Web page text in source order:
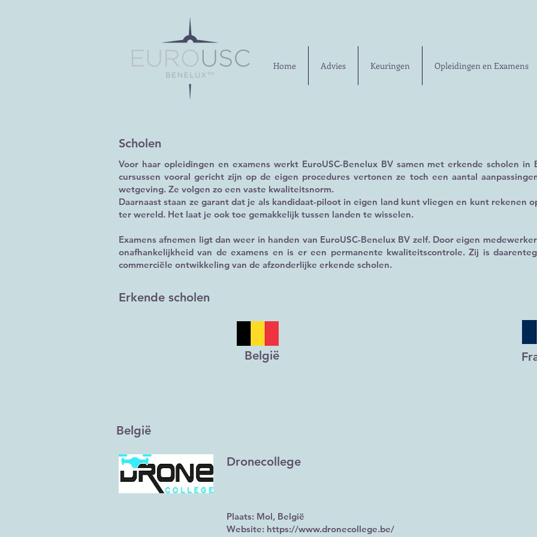
Home Advies Keuringen Opleidingen en Examens
Scholen
Voor haar opleidingen en examens werkt EuroUSC-Benelux BV samen met erkende scholen
cursussen vooral gericht zijn op de eigen procedures vertonen ze toch een aantal
wetgeving. Ze volgen zo een vaste kwaliteitsnorm.
Daarnaast staan ze garant dat je als kandidaat-piloot in eigen land kunt vliegen en kunt rekenen
ter wereld. Het laat je ook toe gemakkelijk tussen landen te wisselen.
​Examens afnemen ligt dan weer in handen van EuroUSC-Benelux BV zelf. Door eigen
onafhankelijkheid van de examens en is er een permanente kwaliteitscontrole. Zij is
commerciële ontwikkeling van de afzonderlijke erkende scholen.
Erkende scholen
België
België
Dronecollege
Plaats: Mol, België
Website: https://www.dronecollege.be/